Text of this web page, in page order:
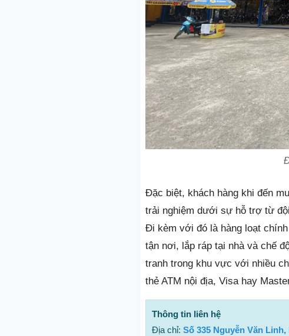
Đặc biệt, khách hàng khi đến
trải nghiệm dưới sự hỗ trợ từ
Đi kèm với đó là hàng loạt
tận nơi, lắp ráp tại nhà và chế
tranh trong khu vực với nhiều
thẻ ATM nội địa, Visa hay
Thông tin liên hệ
Địa chỉ: Số 335 Nguyễn Văn